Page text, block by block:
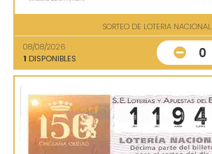
SORTEO DE LOTERIA NACIONAL
08/08/2026
1 DISPONIBLES 0